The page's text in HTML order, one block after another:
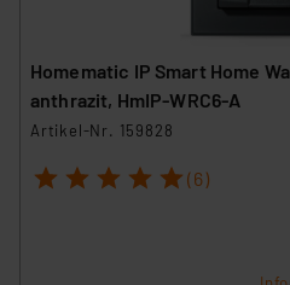
Homematic IP Smart Home
anthrazit, HmIP-WRC6-A
Artikel-Nr. 159828
1 2 3 4 5 (6)